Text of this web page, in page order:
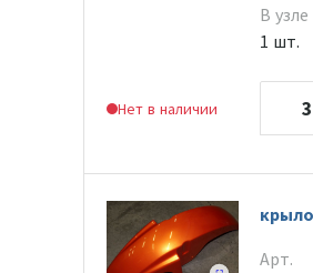
Нет в наличии
В узле
1 шт.
Арт.